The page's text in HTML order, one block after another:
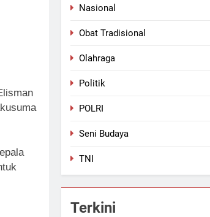
Nasional
Obat Tradisional
Olahraga
Politik
POLRI
Seni Budaya
TNI
Terkini